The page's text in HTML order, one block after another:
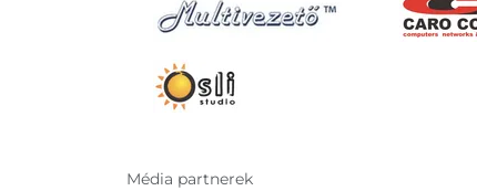
Média partnerek